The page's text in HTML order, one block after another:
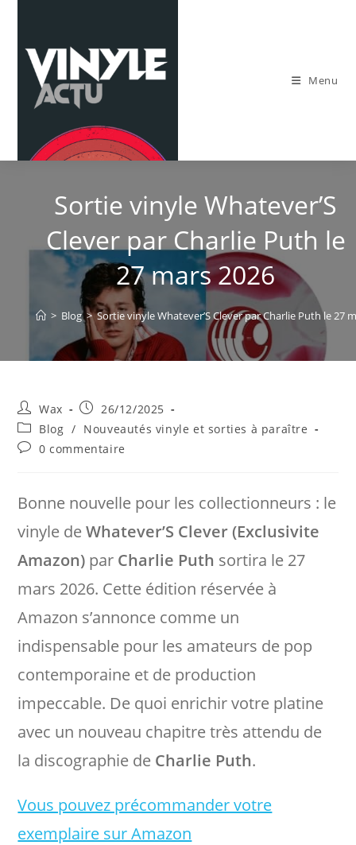
content
Menu
Sortie vinyle Whatever’S
Clever par Charlie Puth le
27 mars 2026
> Blog > Sortie vinyle Whatever’S Clever par Charlie Puth le 27
Auteur/autrice
de
la
publication :
Wax
Publication
publiée :
26/12/2025
Post
category:
Blog / Nouveautés vinyle et sorties à paraître
Commentaires
0 commentaire
Bonne nouvelle pour les collectionneurs : le
vinyle deWhatever’S Clever (Exclusivite
Amazon) par Charlie Puth sortira le 27
mars 2026. Cette édition réservée à
Amazon s’annonce comme un
indispensable pour les amateurs de pop
contemporaine et de production
impeccable. De quoi enrichir votre platine
avec un nouveau chapitre très attendu de
la discographie de Charlie Puth.
Vous pouvez précommander votre
exemplaire sur Amazon